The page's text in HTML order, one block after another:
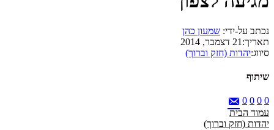
נכתב על-ידי: שמעון כהן
תאריך: 21 דצמבר, 2014
סיווג:יהדות (חזק וברוך)
שיתוף
0
0
0
0
עמוד הבית
יהדות (חזק וברוך)